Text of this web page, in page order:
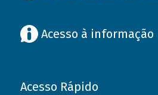
Acesso à informação
Acesso Rápido